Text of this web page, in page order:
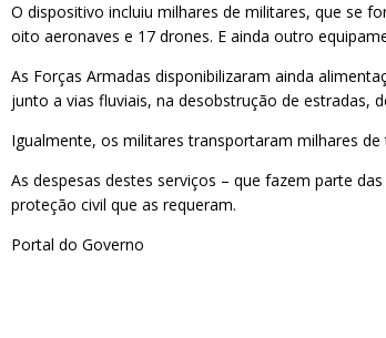
O dispositivo incluiu milhares de militares, que se
oito aeronaves e 17 drones. E ainda outro
As Forças Armadas disponibilizaram ainda
junto a vias fluviais, na desobstrução de estradas,
Igualmente, os militares transportaram milhares
As despesas destes serviços – que fazem parte
proteção civil que as requeram.
Portal do Governo